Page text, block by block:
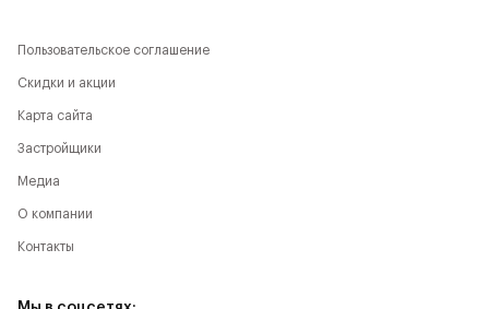
Пользовательское соглашение
Скидки и акции
Карта сайта
Застройщики
Медиа
О компании
Контакты